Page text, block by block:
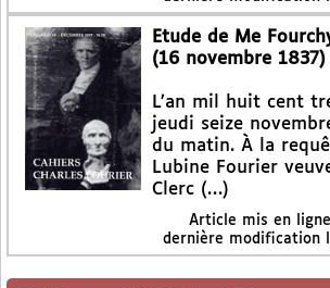
Etude de Me
(16 novembre 1837)
L’an mil huit cent
jeudi seize
du matin. À la
Lubine Fourier
Clerc (…)
Article mis en
dernière modification